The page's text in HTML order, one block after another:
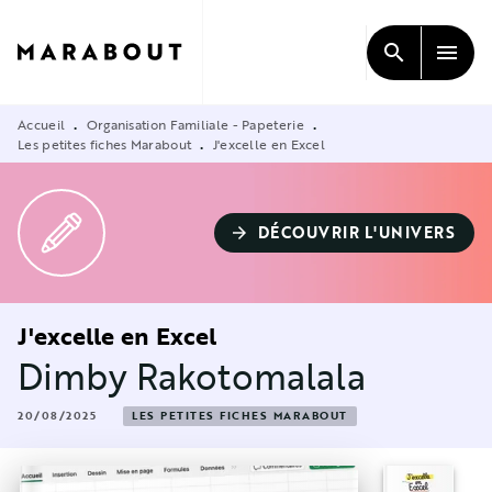
CONTENU
search menu
Accueil • Organisation Familiale - Papeterie •
Les petites fiches Marabout • J'excelle en Excel
arrow_forward DÉCOUVRIR L'UNIVERS
J'excelle en Excel
Dimby Rakotomalala
20/08/2025 LES PETITES FICHES MARABOUT